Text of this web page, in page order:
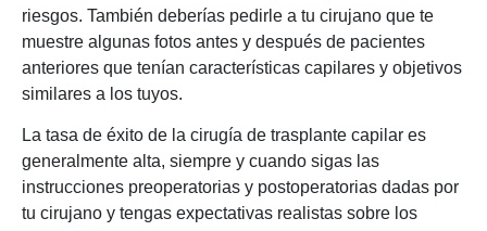
riesgos. También deberías pedirle a tu cirujano que te
muestre algunas fotos antes y después de pacientes
anteriores que tenían características capilares y objetivos
similares a los tuyos.
La tasa de éxito de la cirugía de trasplante capilar es
generalmente alta, siempre y cuando sigas las
instrucciones preoperatorias y postoperatorias dadas por
tu cirujano y tengas expectativas realistas sobre los